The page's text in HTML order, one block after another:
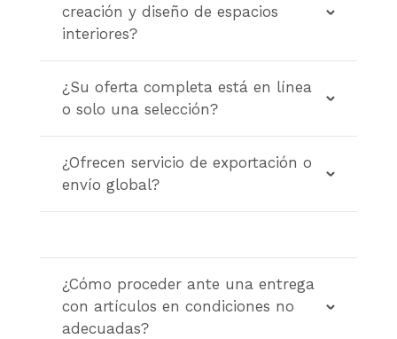
creación y diseño de espacios
interiores?
¿Su oferta completa está en línea
o solo una selección?
¿Ofrecen servicio de exportación o
envío global?
¿Cómo proceder ante una entrega
con artículos en condiciones no
adecuadas?